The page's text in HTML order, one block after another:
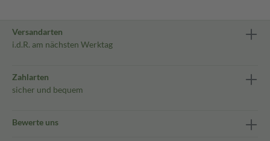
Versandarten
i.d.R. am nächsten Werktag
Zahlarten
sicher und bequem
Bewerte uns